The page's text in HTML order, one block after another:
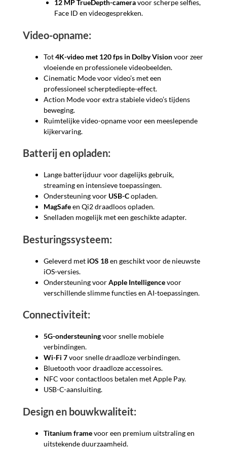
12 MP TrueDepth-cameravoor scherpe selfies,
Face ID en videogesprekken.
Video-opname:
Tot4K-video met 120 fps in Dolby Visionvoor zeer
vloeiende en professionele videobeelden.
Cinematic Mode voor video’s met een
professioneel scherptediepte-effect.
Action Mode voor extra stabiele video’s tijdens
beweging.
Ruimtelijke video-opname voor een meeslepende
kijkervaring.
Batterij en opladen:
Lange batterijduur voor dagelijks gebruik,
streaming en intensieve toepassingen.
Ondersteuning voorUSB-Copladen.
MagSafeen Qi2 draadloos opladen.
Snelladen mogelijk met een geschikte adapter.
Besturingssysteem:
Geleverd met iOS 18en geschikt voor de nieuwste
iOS-versies.
Ondersteuning voorApple Intelligencevoor
verschillende slimme functies en AI-toepassingen.
Connectiviteit:
5G-ondersteuningvoor snelle mobiele
verbindingen.
Wi-Fi 7voor snelle draadloze verbindingen.
Bluetooth voor draadloze accessoires.
NFC voor contactloos betalen met Apple Pay.
USB-C-aansluiting.
Design en bouwkwaliteit:
Titanium framevoor een premium uitstraling en
uitstekende duurzaamheid.